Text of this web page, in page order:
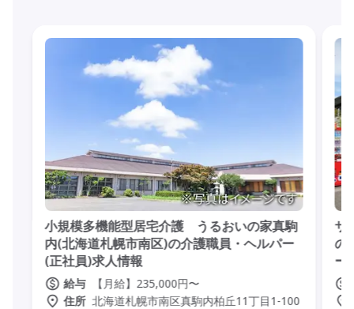
小規模多機能型居宅介護 うるおいの家真駒
内(北海道札幌市南区)の介護職員・ヘルパー
(正社員)求人情報
給与
【月給】235,000円〜
住所 北海道札幌市南区真駒内柏丘11丁目1-100
サ
の
ー